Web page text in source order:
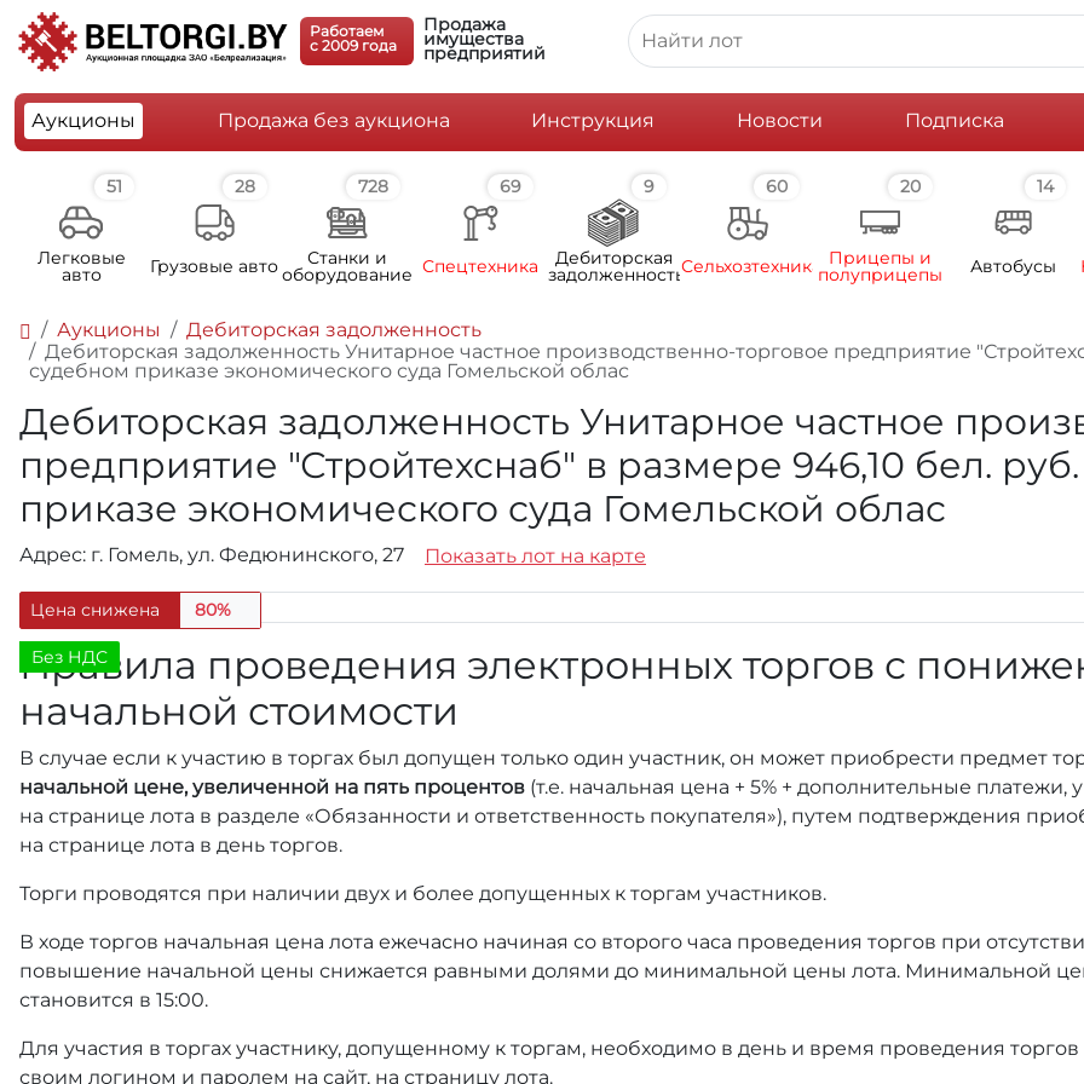
Работаем
c 2009 года
Продажа
имущества
предприятий
Аукционы Продажа без аукциона Инструкция Новости Подписка
51
Легковые
авто
28
Грузовые авто
728
Станки и
оборудование
69
Спецтехника
9
Дебиторская
задолженность
60
Сельхозтехника
20
Прицепы и
полуприцепы
14
Автобусы
Аукционы
Дебиторская задолженность
Дебиторская задолженность Унитарное частное производственно-торговое предприятие
судебном приказе экономического суда Гомельской облас
Дебиторская задолженность Унитарное частное
предприятие "Стройтехснаб" в размере 946,10 бел.
приказе экономического суда Гомельской облас
Адрес: г. Гомель, ул. Федюнинского, 27 Показать лот на карте
Цена снижена 80%
Без НДС
Правила проведения электронных торгов с
начальной стоимости
В случае если к участию в торгах был допущен только один участник, он может приобрести предмет
начальной цене, увеличенной на пять процентов (т.е. начальная цена + 5% + дополнительные платежи,
на странице лота в разделе «Обязанности и ответственность покупателя»), путем подтверждения
на странице лота в день торгов.
Торги проводятся при наличии двух и более допущенных к торгам участников.
В ходе торгов начальная цена лота ежечасно начиная со второго часа проведения торгов при
повышение начальной цены снижается равными долями до минимальной цены лота. Минимальной
становится в 15:00.
Для участия в торгах участнику, допущенному к торгам, необходимо в день и время проведения
своим логином и паролем на сайт, на страницу лота.